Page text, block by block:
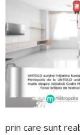
prin care sunt